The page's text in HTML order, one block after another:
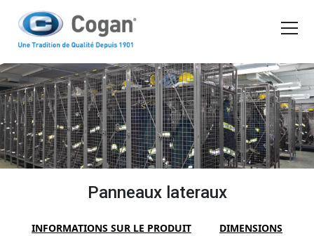
PRODUITS
OUTILS D'ACHAT
DEMANDER UN DEVIS
EN FR
Panneaux lateraux
INFORMATIONS SUR LE PRODUIT DIMENSIONS